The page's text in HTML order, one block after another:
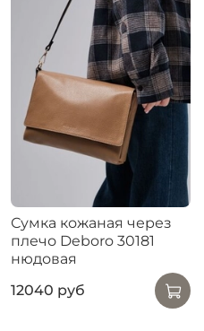
Сумка кожаная через
плечо Deboro 30181
нюдовая
12040 руб